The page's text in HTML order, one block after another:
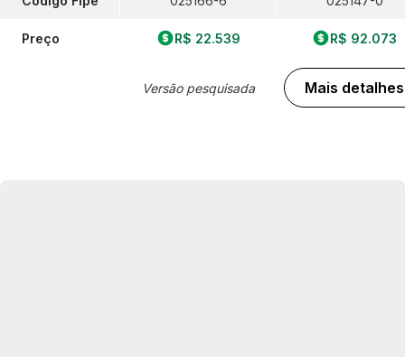
Preço R$ 22.539
Versão pesquisada
R$ 92.073
Mais detalhes